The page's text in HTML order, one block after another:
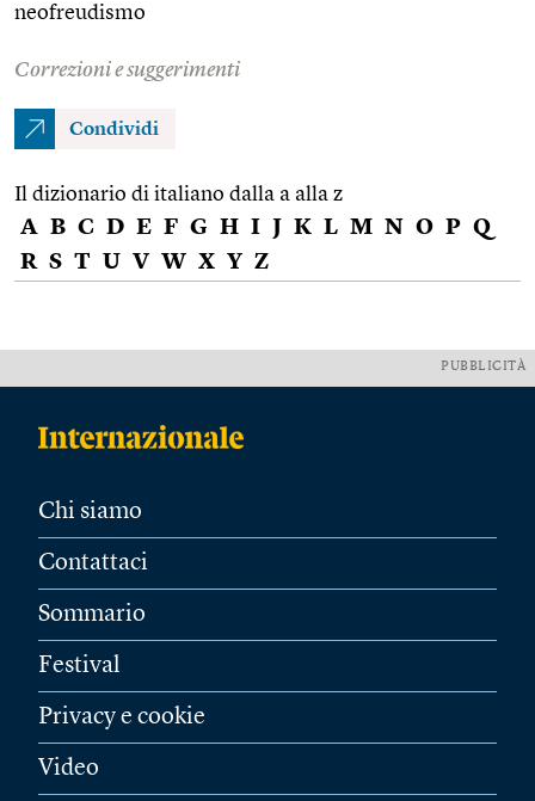
neofreudismo
Correzioni e suggerimenti
Condividi
Il dizionario di italiano dalla a alla z
A B C D E F G H I J K L M N O P Q
R S T U V W X Y Z
PUBBLICITÀ
Chi siamo
Contattaci
Sommario
Festival
Privacy e cookie
Video